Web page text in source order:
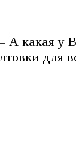
какая у
для